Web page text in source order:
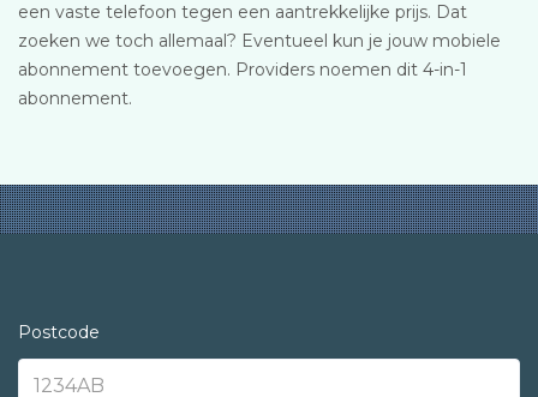
een vaste telefoon tegen een aantrekkelijke prijs. Dat
zoeken we toch allemaal? Eventueel kun je jouw mobiele
abonnement toevoegen. Providers noemen dit 4-in-1
abonnement.
Postcode